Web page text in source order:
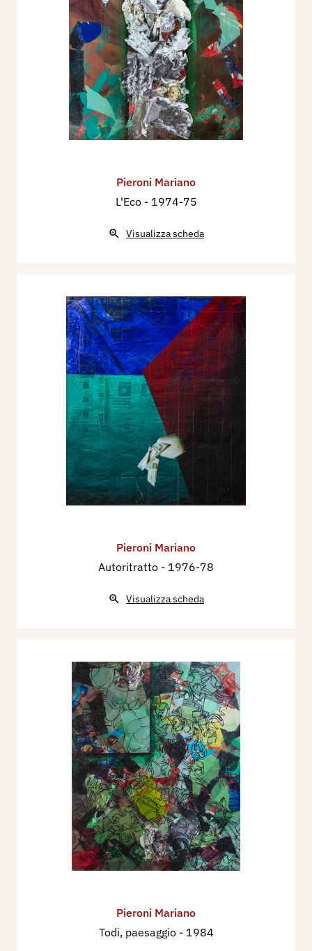
Pieroni Mariano
L'Eco - 1974-75
Visualizza scheda
Pieroni Mariano
Autoritratto - 1976-78
Visualizza scheda
Pieroni Mariano
Todi, paesaggio - 1984